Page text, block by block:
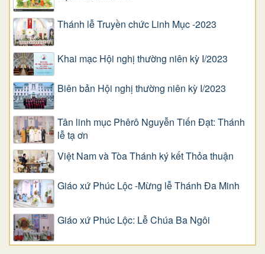
Thánh lễ Truyền chức Linh Mục -2023
Khai mạc Hội nghị thường niên kỳ I/2023
Biên bản Hội nghị thường niên kỳ I/2023
Tân linh mục Phêrô Nguyễn Tiến Đạt: Thánh
lễ tạ ơn
Việt Nam và Tòa Thánh ký kết Thỏa thuận
Giáo xứ Phúc Lộc -Mừng lễ Thánh Đa Minh
Giáo xứ Phúc Lộc: Lễ Chúa Ba Ngôi